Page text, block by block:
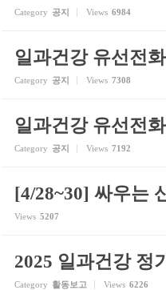
Category 공지 Views 6984
일과건강 유선전
Category 공지 Views 7308
일과건강 유선전
Category 공지 Views 7192
[4/28~30] 싸우는
Views 5207
2025 일과건강 정
Category 활동보고 Views 6226